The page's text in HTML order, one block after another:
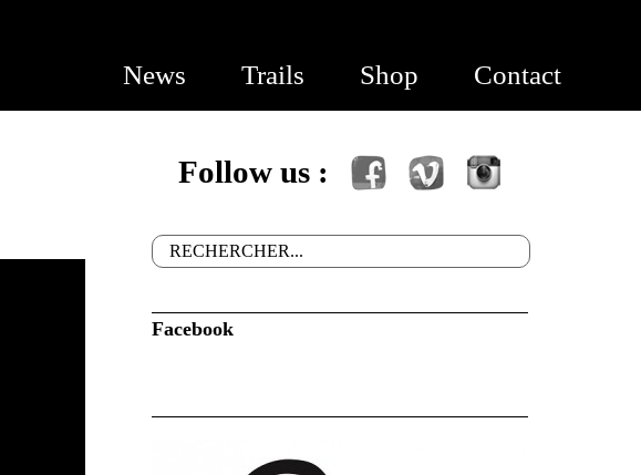
News Trails Shop Contact
Follow us : FacebookVimeo Instagram
Formulaire de recherche
Rechercher
Facebook